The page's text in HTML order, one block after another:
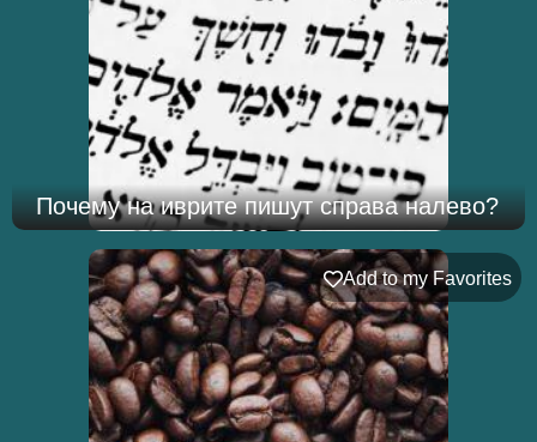
Почему на иврите пишут справа налево?
Add to my Favorites